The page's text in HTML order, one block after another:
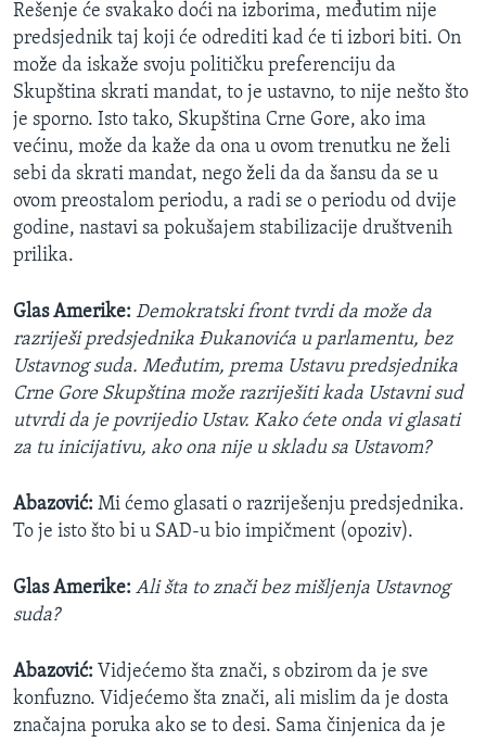
Rešenje će svakako doći na izborima, međutim nije
predsjednik taj koji će odrediti kad će ti izbori biti. On
može da iskaže svoju političku preferenciju da
Skupština skrati mandat, to je ustavno, to nije nešto što
je sporno. Isto tako, Skupština Crne Gore, ako ima
većinu, može da kaže da ona u ovom trenutku ne želi
sebi da skrati mandat, nego želi da da šansu da se u
ovom preostalom periodu, a radi se o periodu od dvije
godine, nastavi sa pokušajem stabilizacije društvenih
prilika.
Glas Amerike: Demokratski front tvrdi da može da
razriješi predsjednika Đukanovića u parlamentu, bez
Ustavnog suda. Međutim, prema Ustavu predsjednika
Crne Gore Skupština može razriješiti kada Ustavni sud
utvrdi da je povrijedio Ustav. Kako ćete onda vi glasati
za tu inicijativu, ako ona nije u skladu sa Ustavom?
Abazović: Mi ćemo glasati o razriješenju predsjednika.
To je isto što bi u SAD-u bio impičment (opoziv).
Glas Amerike: Ali šta to znači bez mišljenja Ustavnog
suda?
Abazović: Vidjećemo šta znači, s obzirom da je sve
konfuzno. Vidjećemo šta znači, ali mislim da je dosta
značajna poruka ako se to desi. Sama činjenica da je